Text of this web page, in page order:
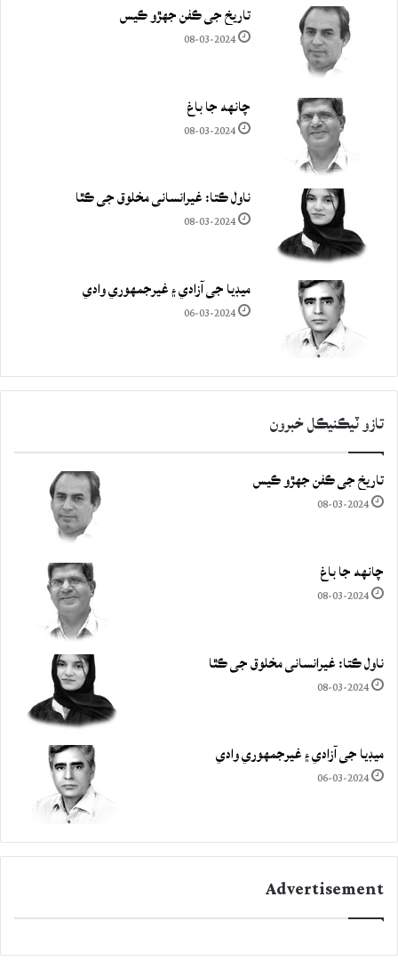
تاريخ جي ڪفن جھڙو ڪيس
08-03-2024
چانهه جا باغ
08-03-2024
ناول ڪتا: غيرانساني مخلوق جي ڪٿا
08-03-2024
ميڊيا جي آزادي ۽ غيرجمھوري وادي
06-03-2024
تازو ٽيڪنيڪل خبرون
تاريخ جي ڪفن جھڙو ڪيس
08-03-2024
چانهه جا باغ
08-03-2024
ناول ڪتا: غيرانساني مخلوق جي ڪٿا
08-03-2024
ميڊيا جي آزادي ۽ غيرجمھوري وادي
06-03-2024
Advertisement